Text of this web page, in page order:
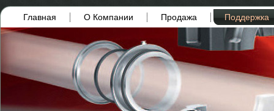
Главная О Компании Продажа Поддержка